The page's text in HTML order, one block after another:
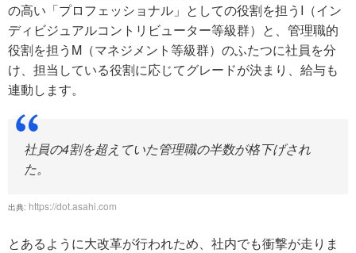
の高い「プロフェッショナル」としての役割を担うI（イン
ディビジュアルコントリビューター等級群）と、管理職的
役割を担うM（マネジメント等級群）のふたつに社員を分
け、担当している役割に応じてグレードが決まり、給与も
連動します。
社員の4割を超えていた管理職の半数が格下げされ
た。
出典: https://dot.asahi.com
とあるように大改革が行われため、社内でも衝撃が走りま